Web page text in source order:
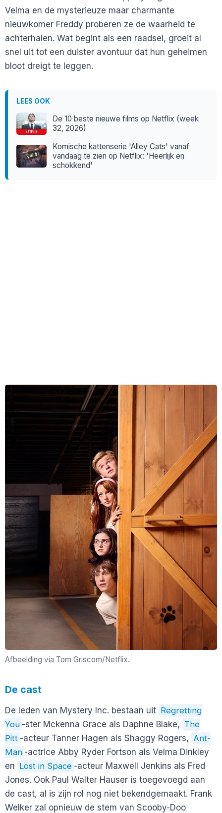
Velma en de mysterieuze maar charmante
nieuwkomer Freddy proberen ze de waarheid te
achterhalen. Wat begint als een raadsel, groeit al
snel uit tot een duister avontuur dat hun geheimen
bloot dreigt te leggen.
LEES OOK
De 10 beste nieuwe films op Netflix (week
32, 2026)
Komische kattenserie 'Alley Cats' vanaf
vandaag te zien op Netflix: 'Heerlijk en
schokkend'
Afbeelding via Tom Griscom/Netflix.
De cast
De leden van Mystery Inc. bestaan uit Regretting
You -ster Mckenna Grace als Daphne Blake, The
Pitt -acteur Tanner Hagen als Shaggy Rogers, Ant-
Man -actrice Abby Ryder Fortson als Velma Dinkley
en Lost in Space -acteur Maxwell Jenkins als Fred
Jones. Ook Paul Walter Hauser is toegevoegd aan
de cast, al is zijn rol nog niet bekendgemaakt. Frank
Welker zal opnieuw de stem van Scooby-Doo